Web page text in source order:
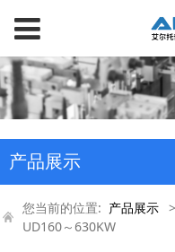
产品展示
您当前的位置: 产品展示 >
UD160～630KW